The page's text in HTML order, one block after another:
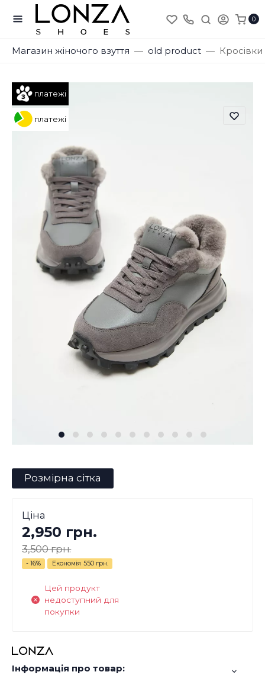
0
Магазин жіночого взуття old product
платежі
платежі
Розмірна сітка
Ціна
2,950 грн.
3,500 грн.
- 16% Економія 550 грн.
Цей продукт
недоступний для
покупки
Інформація про товар: